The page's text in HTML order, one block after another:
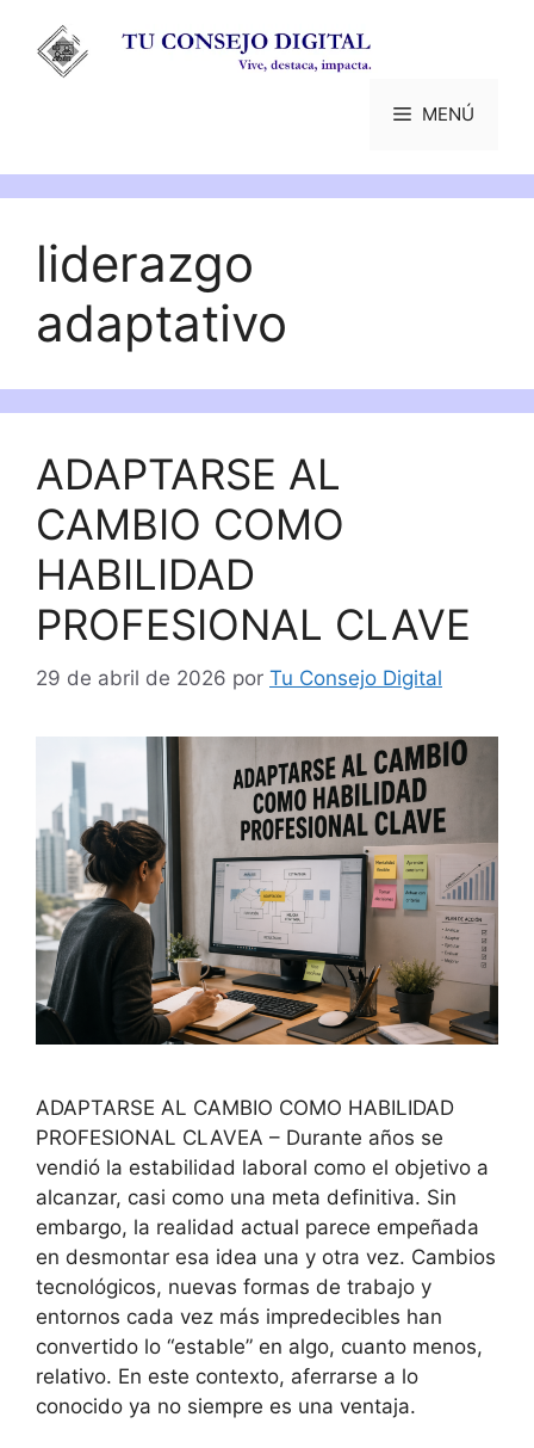
contenido
MENÚ
liderazgo
adaptativo
ADAPTARSE AL
CAMBIO COMO
HABILIDAD
PROFESIONAL CLAVE
29 de abril de 2026 por Tu Consejo Digital
ADAPTARSE AL CAMBIO COMO HABILIDAD
PROFESIONAL CLAVEA – Durante años se
vendió la estabilidad laboral como el objetivo a
alcanzar, casi como una meta definitiva. Sin
embargo, la realidad actual parece empeñada
en desmontar esa idea una y otra vez. Cambios
tecnológicos, nuevas formas de trabajo y
entornos cada vez más impredecibles han
convertido lo “estable” en algo, cuanto menos,
relativo. En este contexto, aferrarse a lo
conocido ya no siempre es una ventaja.